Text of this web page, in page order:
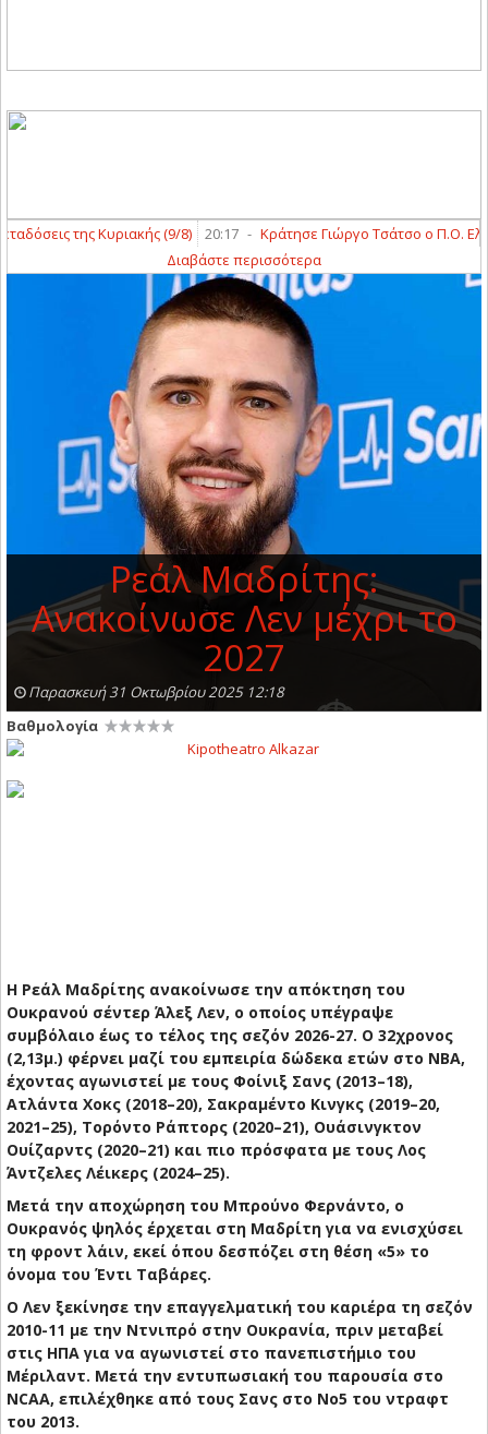
της Κυριακής (9/8) 20:17 - Κράτησε Γιώργο Τσάτσο ο Π.Ο.
Διαβάστε περισσότερα
Ρεάλ Μαδρίτης:
Ανακοίνωσε Λεν μέχρι το
2027
Παρασκευή 31 Οκτωβρίου 2025 12:18
Βαθμολογία
Η Ρεάλ Μαδρίτης ανακοίνωσε την απόκτηση του
Ουκρανού σέντερ Άλεξ Λεν, ο οποίος υπέγραψε
συμβόλαιο έως το τέλος της σεζόν 2026-27. Ο 32χρονος
(2,13μ.) φέρνει μαζί του εμπειρία δώδεκα ετών στο ΝΒΑ,
έχοντας αγωνιστεί με τους Φοίνιξ Σανς (2013–18),
Ατλάντα Χοκς (2018–20), Σακραμέντο Κινγκς (2019–20,
2021–25), Τορόντο Ράπτορς (2020–21), Ουάσινγκτον
Ουίζαρντς (2020–21) και πιο πρόσφατα με τους Λος
Άντζελες Λέικερς (2024–25).
Μετά την αποχώρηση του Μπρούνο Φερνάντο, ο
Ουκρανός ψηλός έρχεται στη Μαδρίτη για να ενισχύσει
τη φροντ λάιν, εκεί όπου δεσπόζει στη θέση «5» το
όνομα του Έντι Ταβάρες.
Ο Λεν ξεκίνησε την επαγγελματική του καριέρα τη σεζόν
2010-11 με την Ντνιπρό στην Ουκρανία, πριν μεταβεί
στις ΗΠΑ για να αγωνιστεί στο πανεπιστήμιο του
Μέριλαντ. Μετά την εντυπωσιακή του παρουσία στο
NCAA, επιλέχθηκε από τους Σανς στο Νο5 του ντραφτ
του 2013.